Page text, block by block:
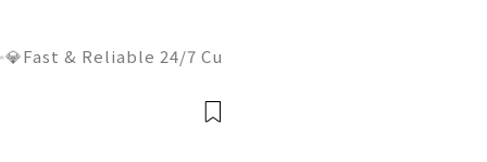
& Reliable 24/7 Cu
💫💎💲💫🌐✨💎Discor